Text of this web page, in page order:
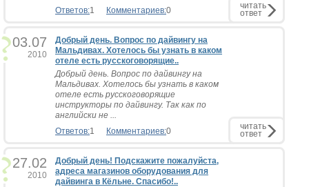
Ответов:1 Комментариев:0 читать
ответ
03.07
2010
Добрый день. Вопрос по дайвингу на
Мальдивах. Хотелось бы узнать в каком
отеле есть русскоговорящие..
Добрый день. Вопрос по дайвингу на
Мальдивах. Хотелось бы узнать в каком
отеле есть русскоговорящие
инструкторы по дайвингу. Так как по
английски не ...
Ответов:1 Комментариев:0 читать
ответ
27.02
2010
Добрый день! Подскажите пожалуйста,
адреса магазинов оборудования для
дайвинга в Кёльне. Спасибо!..